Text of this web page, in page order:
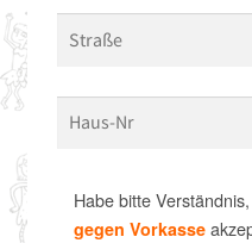
Habe bitte
gegen Vorkasse